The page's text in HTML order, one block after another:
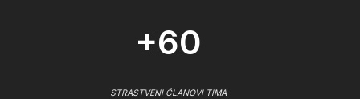
+60
STRASTVENI ČLANOVI TIMA